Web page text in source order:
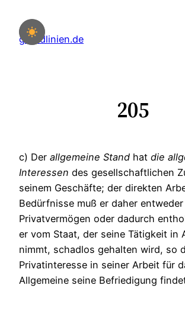
Inhalt
springen
grundlinien.de
205
c) Der allgemeine Stand hat die
Interessen des gesellschaftlichen
seinem Geschäfte; der direkten
Bedürfnisse muß er daher
Privatvermögen oder dadurch
er vom Staat, der seine Tätigkeit in
nimmt, schadlos gehalten wird, so
Privatinteresse in seiner Arbeit für
Allgemeine seine Befriedigung